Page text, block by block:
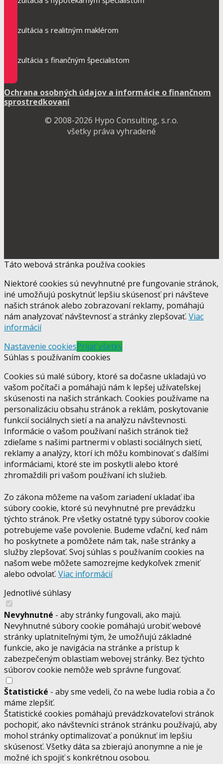
Konzultácia s realitným maklérom
Konzultácia s finančným špecialistom
Ochrana osobných údajov a informácie o finančnom
sprostredkovaní
© 2008-2026 Hypo Consulting, s.r.o.
všetky práva vyhradené
Táto webová stránka používa cookies
Niektoré cookies sú nevyhnutné pre fungovanie stránok,
iné umožňujú poskytnúť lepšiu skúsenosť pri návšteve
našich stránok alebo zobrazovaní reklamy, pomáhajú
nám analyzovať návštevnosť a stránky zlepšovať. Viac
informácií
Nastavenie cookiesPrijať všetky
Súhlas s používaním cookies
Cookies sú malé súbory, ktoré sa dočasne ukladajú vo
vašom počítači a pomáhajú nám k lepšej užívateľskej
skúsenosti na našich stránkach. Cookies používame na
personalizáciu obsahu stránok a reklám, poskytovanie
funkcií sociálnych sietí a na analýzu návštevnosti.
Informácie o vašom používaní našich stránok tiež
zdieľame s našimi partnermi v oblasti sociálnych sietí,
reklamy a analýzy, ktorí ich môžu kombinovať s ďalšími
informáciami, ktoré ste im poskytli alebo ktoré
zhromaždili pri vašom používaní ich služieb.
Zo zákona môžeme na vašom zariadení ukladať iba
súbory cookie, ktoré sú nevyhnutné pre prevádzku
týchto stránok. Pre všetky ostatné typy súborov cookie
potrebujeme vaše povolenie. Budeme vďační, keď nám
ho poskytnete a pomôžete nám tak, naše stránky a
služby zlepšovať. Svoj súhlas s používaním cookies na
našom webe môžete samozrejme kedykoľvek zmeniť
alebo odvolať. Viac informácií
Jednotlivé súhlasy
Nevyhnutné - aby stránky fungovali, ako majú.
Nevyhnutné súbory cookie pomáhajú urobiť webové
stránky uplatniteľnými tým, že umožňujú základné
funkcie, ako je navigácia na stránke a prístup k
zabezpečeným oblastiam webovej stránky. Bez týchto
súborov cookie nemôže web správne fungovať.
Štatistické - aby sme vedeli, čo na webe ludia robia a čo
máme zlepšiť.
Štatistické cookies pomáhajú prevádzkovateľovi stránok
pochopiť, ako návštevníci stránok stránku používajú, aby
mohol stránky optimalizovať a ponúknuť im lepšiu
skúsenosť. Všetky dáta sa zbierajú anonymne a nie je
možné ich spojiť s konkrétnou osobou.